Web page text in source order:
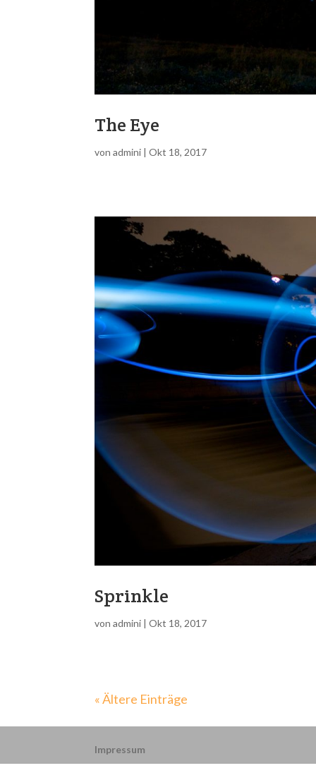
The Eye
vonadmini |Okt 18, 2017
Sprinkle
vonadmini |Okt 18, 2017
« Ältere Einträge
Impressum